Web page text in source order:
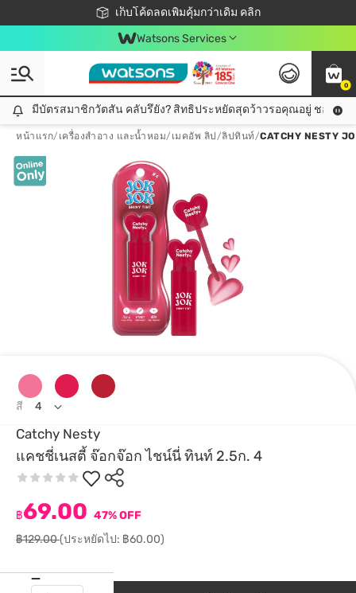
เก็บโค้ดลดเพิ่มคุ้มกว่าเดิม คลิก
ชอปออนไลน์ครั้งแรก ลดเพิ่มจุก ๆ 10%! 🎉
📦ส่งฟรี! เมื่อชอป 499฿
สมาชิกวัตสัน คลับดียังไง?
Watsons Services
0
มีบัตรสมาชิกวัตสัน คลับรึยัง? สิทธิประหยัดสุดว้าวรอคุณอยู่ ชอปคุ้มกว่าเดิม คลิก!
มีบัตรสมาชิกวัตสัน คลับรึยัง? สิทธิประหยัดสุดว้าวรอคุณอยู่ ชอปคุ้มก
หน้าแรก/ เครื่องสำอาง และน้ำหอม/ เมคอัพ ลิป /ลิปทินท์/CATCHY NESTY
Catchy Nesty
แคชชี่เนสตี้ จ๊อกจ๊อก ไชน์นี่ ทินท์ 2.5ก. 4
฿69.00 47% OFF
฿129.00(ประหยัดไป: ฿60.00)
สี 4